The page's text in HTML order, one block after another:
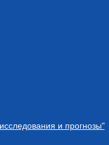
и прогнозы"